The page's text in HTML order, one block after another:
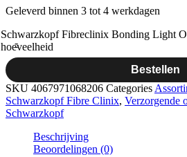
Geleverd binnen 3 tot 4 werkdagen
-
Schwarzkopf Fibreclinix Bonding Light
hoeveelheid
Bestellen
SKU 4067971068206 Categories
Schwarzkopf Fibre Clinix, Verzorgende
Schwarzkopf
Beschrijving
Beoordelingen (0)